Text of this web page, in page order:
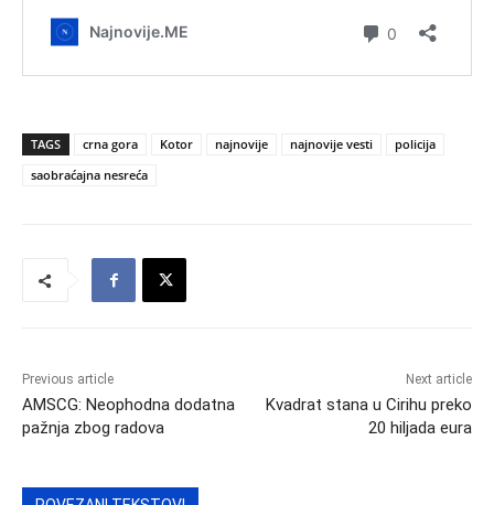
TAGS crna gora Kotor najnovije najnovije vesti
policija
saobraćajna nesreća
Previous article
AMSCG: Neophodna dodatna
pažnja zbog radova
Next article
Kvadrat stana u Cirihu preko
20 hiljada eura